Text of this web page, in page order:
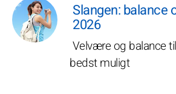
Slangen: balance
2026
Velvære og balance
bedst muligt